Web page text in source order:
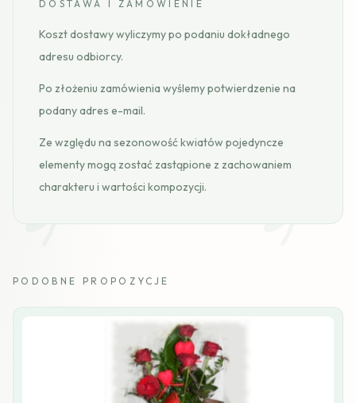
DOSTAWA I ZAMÓWIENIE
Koszt dostawy wyliczymy po podaniu dokładnego
adresu odbiorcy.
Po złożeniu zamówienia wyślemy potwierdzenie na
podany adres e-mail.
Ze względu na sezonowość kwiatów pojedyncze
elementy mogą zostać zastąpione z zachowaniem
charakteru i wartości kompozycji.
PODOBNE PROPOZYCJE